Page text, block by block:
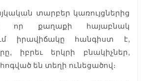
տարբեր կառույցներից
որ քաղաքի հայաբնակ
իրավիճակը հանգիստ է,
իբրեւ երկրի բնակիչներ,
են տեղի ունեցածով։